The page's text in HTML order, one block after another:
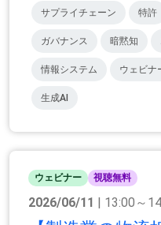
サプライチェーン 特許
ガバナンス 暗黙知
情報システム ウェビナ
生成AI
ウェビナー 視聴無料
2026/06/11 | 13:00～